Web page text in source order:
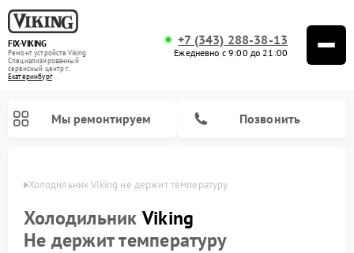
FIX-VIKING
Ремонт устройств Viking
Специализированный
cервисный центр г.
Екатеринбург
+7 (343) 288-38-13
Ежедневно с 9:00 до 21:00
Мы ремонтируем Позвонить
Холодильник Viking не держит температуру
Холодильник Viking
Не держит температуру